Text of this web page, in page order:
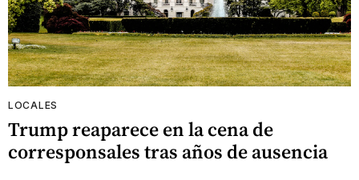
LOCALES
Trump reaparece en la cena de
corresponsales tras años de ausencia